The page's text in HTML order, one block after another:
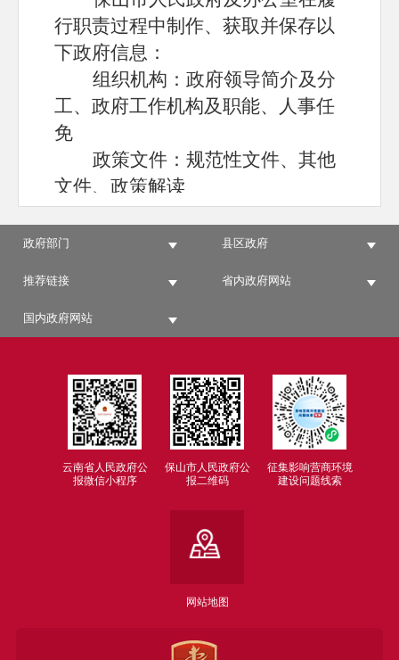
行职责过程中制作、获取并保存以
下政府信息：
组织机构：政府领导简介及分
工、政府工作机构及职能、人事任
免
政策文件：规范性文件、其他
文件、政策解读
重大决策预公开：意见征集、
意见采纳情况
政府会议：政府全会、政府常
务会议、政府专题会议
政府工作报告
发展规划
统计信息
财政信息
重大建设项目
公共资源配置
社会公益事业
政府部门 县区政府
推荐链接 省内政府网站
国内政府网站
云南省人民政府公
报微信小程序
保山市人民政府公
报二维码
征集影响营商环境
建设问题线索
网站地图